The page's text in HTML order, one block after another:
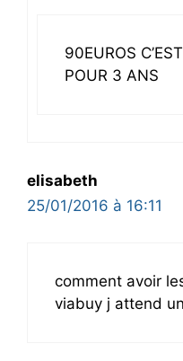
90EUROS
POUR 3 ANS
elisabeth
25/01/2016 à 16:11
comment avoir
viabuy j attend